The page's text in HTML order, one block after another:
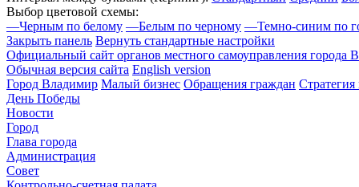
Выбор цветовой схемы:
—Черным по белому —Белым по черному —Темно-синим по
Закрыть панель Вернуть стандартные настройки
Официальный сайт органов местного самоуправления города
Обычная версия сайта English version
Город Владимир Малый бизнес Обращения граждан Стратегия
День Победы
Новости
Город
Глава города
Администрация
Совет